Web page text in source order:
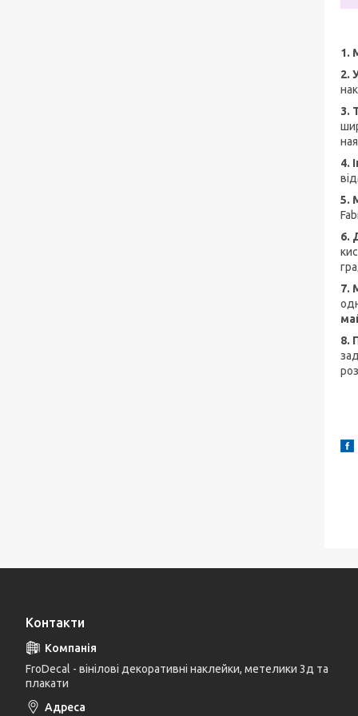
1.
2.
3.
4.
5.
6.
7.
8.
Контакти
FroDecal - вінілові декоративні наклейки, метелики 3д та
плакати